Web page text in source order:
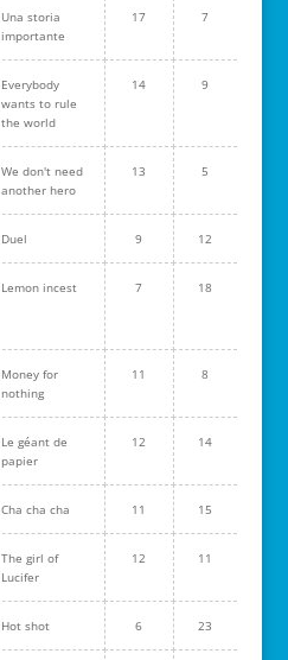
Una storia
importante
17 7
Everybody
wants to rule
the world
14 9
We don't need
another hero
13 5
Duel 9 12
Lemon incest 7 18
Money for
nothing
11 8
Le géant de
papier
12 14
Cha cha cha 11 15
The girl of
Lucifer
12 11
Hot shot 6 23